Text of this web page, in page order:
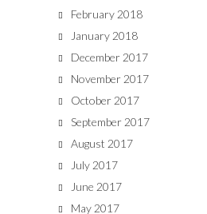
February 2018
January 2018
December 2017
November 2017
October 2017
September 2017
August 2017
July 2017
June 2017
May 2017